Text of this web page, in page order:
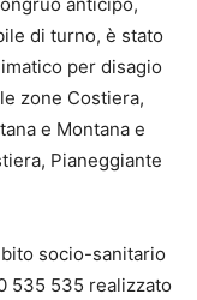
di turno, è stato
per disagio
zone Costiera,
e Montana e
Pianeggiante
socio-sanitario
535 535 realizzato